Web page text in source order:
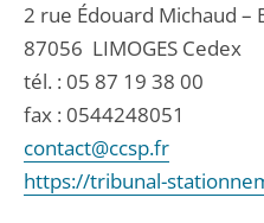
2 rue Édouard Michaud –
87056 LIMOGES Cedex
tél. : 05 87 19 38 00
fax : 0544248051
contact@ccsp.fr
https://tribunal-